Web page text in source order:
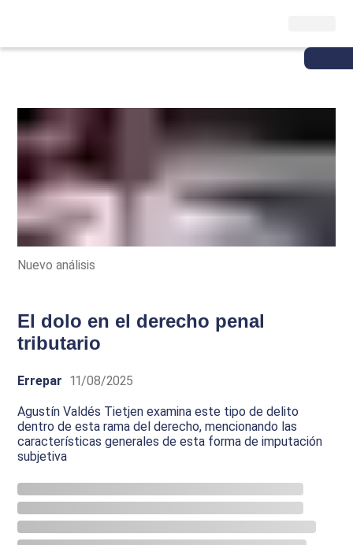
Nuevo análisis
El dolo en el derecho penal
tributario
Errepar 11/08/2025
Agustín Valdés Tietjen examina este tipo de delito
dentro de esta rama del derecho, mencionando las
características generales de esta forma de imputación
subjetiva